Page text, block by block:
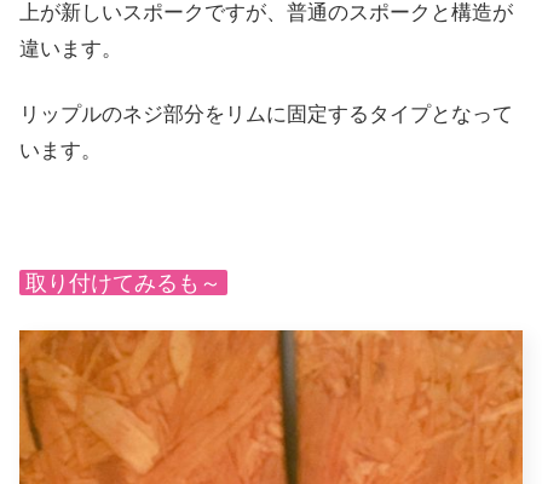
上が新しいスポークですが、普通のスポークと構造が
違います。
リップルのネジ部分をリムに固定するタイプとなって
います。
取り付けてみるも～